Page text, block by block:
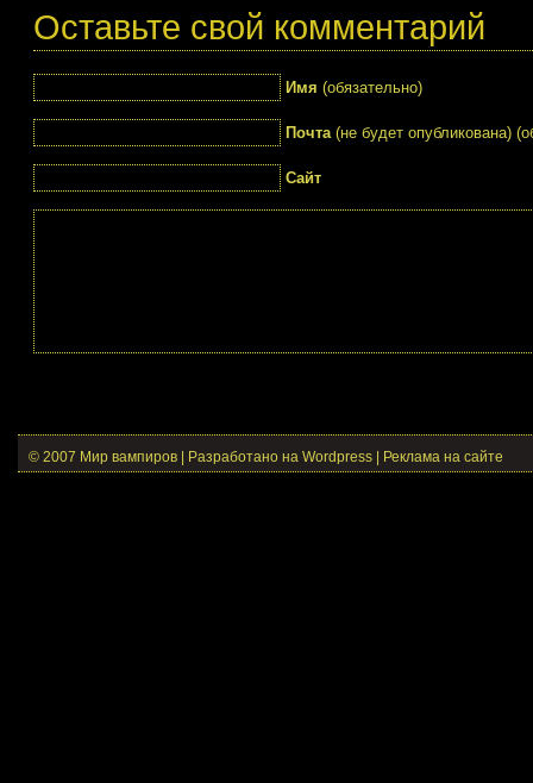
Оставьте свой комментарий
Имя (обязательно)
Почта(не будет опубликована)
Сайт
© 2007 Мир вампиров | Разработано на Wordpress | Реклама на сайте